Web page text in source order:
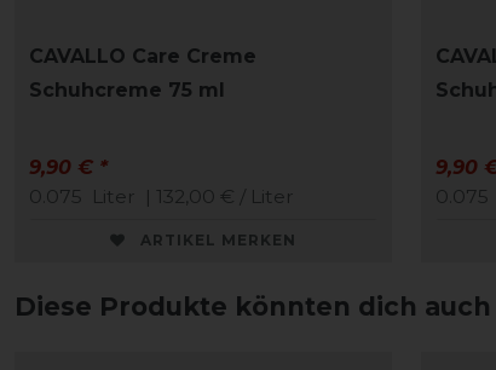
CAVALLO Care Creme
Schuhcreme 75 ml
9,90 € *
0.075 Liter | 132,00 € / Liter
ARTIKEL MERKEN
9,90
0.075
Diese Produkte könnten dich